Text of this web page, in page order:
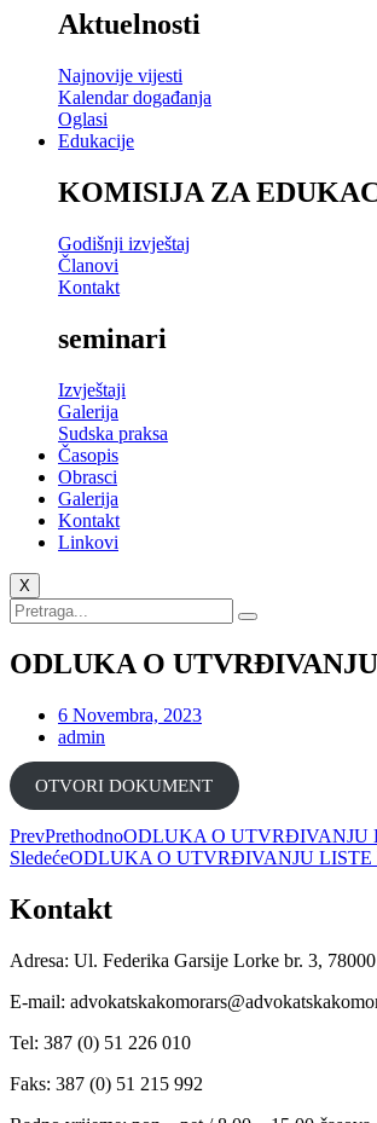
Aktuelnosti
Najnovije vijesti
Kalendar događanja
Oglasi
Edukacije
KOMISIJA ZA
Godišnji izvještaj
Članovi
Kontakt
seminari
Izvještaji
Galerija
Sudska praksa
Časopis
Obrasci
Galerija
Kontakt
Linkovi
X
ODLUKA O
6 Novembra, 2023
admin
ОТVORI DOKUMENT
PrevPrethodnoODLUKA O UTVRĐIVANJU
SledećeODLUKA O UTVRĐIVANJU LISTE
Kontakt
Adresa: Ul. Federika Garsije Lorke br. 3,
E-mail:
Tel: 387 (0) 51 226 010
Faks: 387 (0) 51 215 992